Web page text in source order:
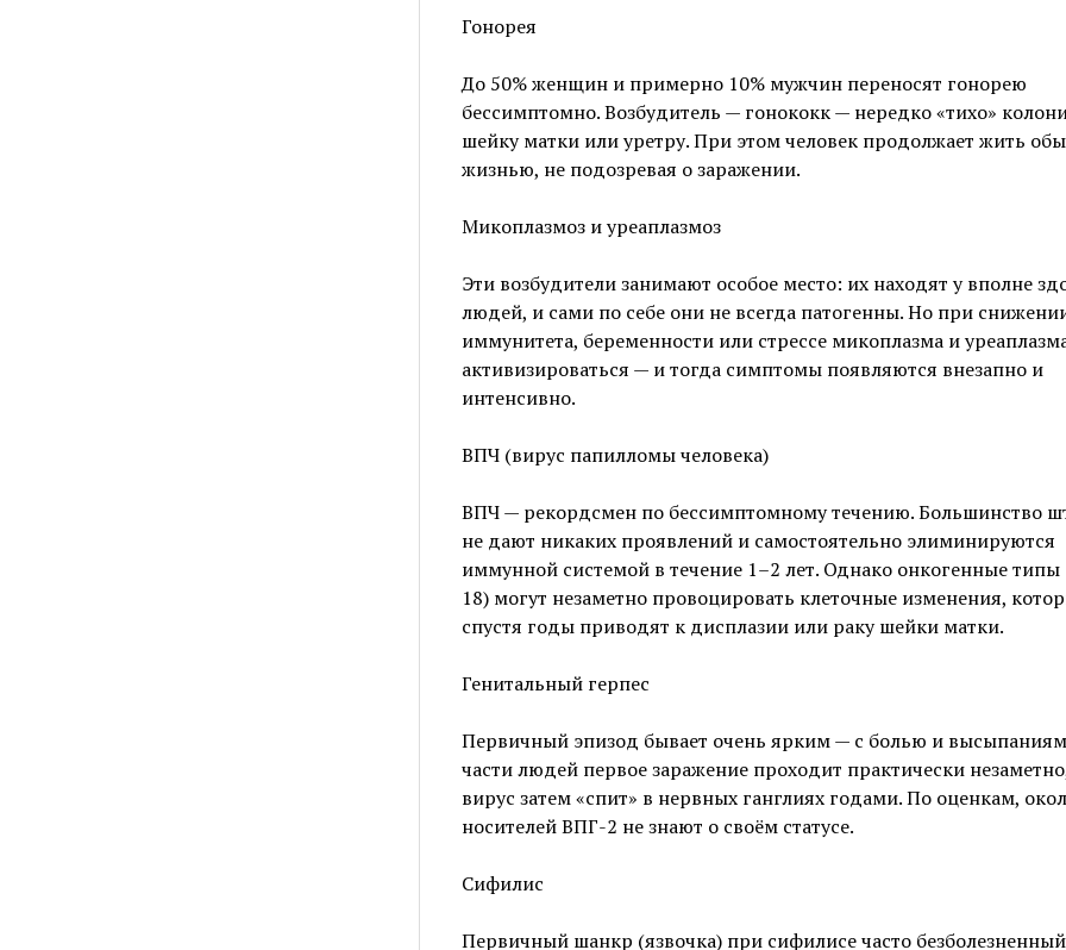
Гонорея
До 50% женщин и примерно 10% мужчин переносят гонорею
бессимптомно. Возбудитель — гонококк — нередко «тихо»
шейку матки или уретру. При этом человек продолжает жить
жизнью, не подозревая о заражении.
Микоплазмоз и уреаплазмоз
Эти возбудители занимают особое место: их находят у вполне
людей, и сами по себе они не всегда патогенны. Но при
иммунитета, беременности или стрессе микоплазма и
активизироваться — и тогда симптомы появляются внезапно и
интенсивно.
ВПЧ (вирус папилломы человека)
ВПЧ — рекордсмен по бессимптомному течению. Большинство
не дают никаких проявлений и самостоятельно элиминируются
иммунной системой в течение 1–2 лет. Однако онкогенные типы
18) могут незаметно провоцировать клеточные изменения,
спустя годы приводят к дисплазии или раку шейки матки.
Генитальный герпес
Первичный эпизод бывает очень ярким — с болью и
части людей первое заражение проходит практически
вирус затем «спит» в нервных ганглиях годами. По оценкам,
носителей ВПГ-2 не знают о своём статусе.
Сифилис
Первичный шанкр (язвочка) при сифилисе часто